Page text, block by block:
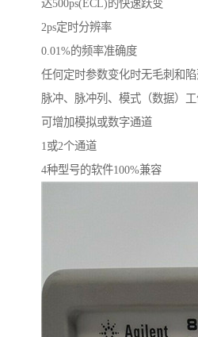
达500ps(ECL)的快速跃变
2ps定时分辨率
0.01%的频率准确度
任何定时参数变化时无毛刺和
脉冲、脉冲列、模式（数据）
可增加模拟或数字通道
1或2个通道
4种型号的软件100%兼容